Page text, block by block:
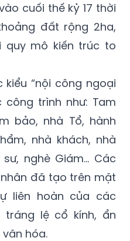
cuối thế kỷ 17 thời
đất rộng 2ha,
quy mô kiến trúc to
“nội công ngoại
trình như: Tam
bảo, nhà Tổ, hành
nhà khách, nhà
nghè Giám… Các
đã tạo trên mặt
liên hoàn của các
lệ cổ kính, ẩn
hóa.